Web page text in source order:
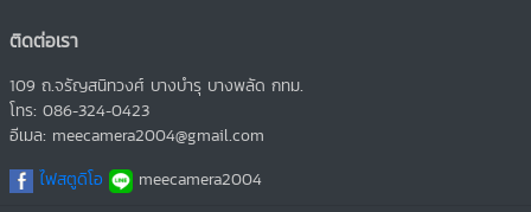
ติดต่อเรา
109 ถ.จรัญสนิทวงศ์ บางบำรุ บางพลัด กทม.
โทร: 086-324-0423
อีเมล: meecamera2004@gmail.com
ไฟสตูดิโอ
meecamera2004